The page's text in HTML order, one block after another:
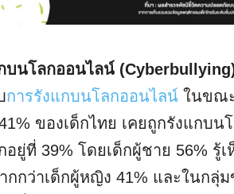
บนโลกออนไลน์
การรังแกบนโลกออนไลน์ในขณะ
ของเด็กไทย เคยถูกรังแกบ
ยู่ที่ 39% โดยเด็กผู้ชาย 56% รู้
กกว่าเด็กผู้หญิง 41% และในกลุ่ม